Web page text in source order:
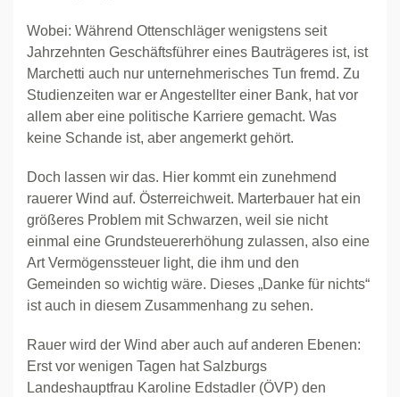
Wobei: Während Ottenschläger wenigstens seit
Jahrzehnten Geschäftsführer eines Bauträgeres ist, ist
Marchetti auch nur unternehmerisches Tun fremd. Zu
Studienzeiten war er Angestellter einer Bank, hat vor
allem aber eine politische Karriere gemacht. Was
keine Schande ist, aber angemerkt gehört.
Doch lassen wir das. Hier kommt ein zunehmend
rauerer Wind auf. Österreichweit. Marterbauer hat ein
größeres Problem mit Schwarzen, weil sie nicht
einmal eine Grundsteuererhöhung zulassen, also eine
Art Vermögenssteuer light, die ihm und den
Gemeinden so wichtig wäre. Dieses „Danke für nichts“
ist auch in diesem Zusammenhang zu sehen.
Rauer wird der Wind aber auch auf anderen Ebenen:
Erst vor wenigen Tagen hat Salzburgs
Landeshauptfrau Karoline Edstadler (ÖVP) den